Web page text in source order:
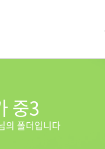
중3
의 폴더입니다